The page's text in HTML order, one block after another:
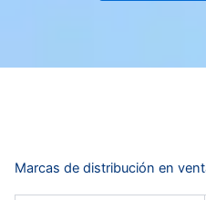
Marcas de distribución en